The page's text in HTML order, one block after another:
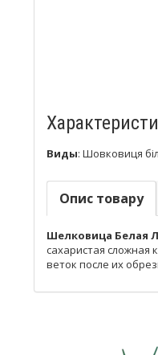
Виды: Шовковиця
Опис товару
Шелковица Белая
сахаристая
веток после их